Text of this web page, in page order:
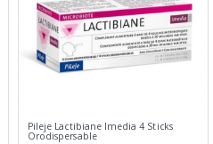
Pileje Lactibiane Imedia 4 Sticks
Orodispersable